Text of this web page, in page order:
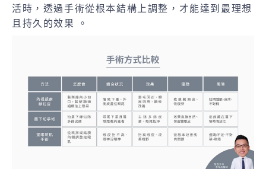
活時，透過手術從根本結構上調整，才能達到最理想
且持久的效果 。